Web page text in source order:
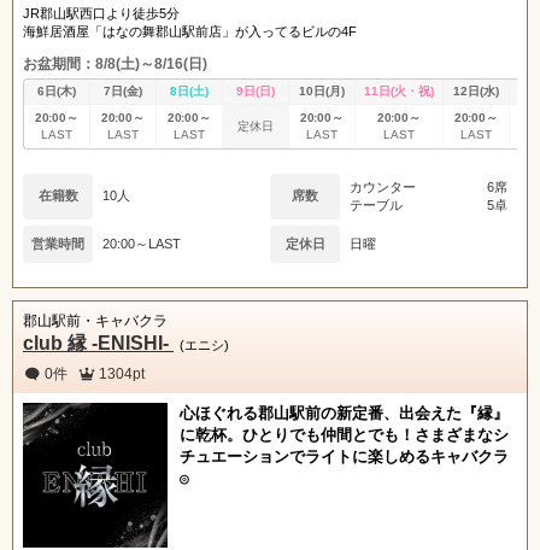
JR郡山駅西口より徒歩5分
海鮮居酒屋「はなの舞郡山駅前店」が入ってるビルの4F
お盆期間：8/8(土)～8/16(日)
6日(木) 7日(金) 8日(土) 9日(日) 10日(月) 11日(火・祝) 12日(水)
20:00～
LAST
20:00～
LAST
20:00～
LAST
定休日
20:00～
LAST
20:00～
LAST
20:00～
LAST
在籍数 10人 席数
カウンター
6席
テーブル
5卓
営業時間 20:00～LAST 定休日 日曜
郡山駅前・キャバクラ
club 縁 -ENISHI- (エニシ)
0件 1304pt
心ほぐれる郡山駅前の新定番、出会えた『縁』
に乾杯。ひとりでも仲間とでも！さまざまなシ
チュエーションでライトに楽しめるキャバクラ
◎